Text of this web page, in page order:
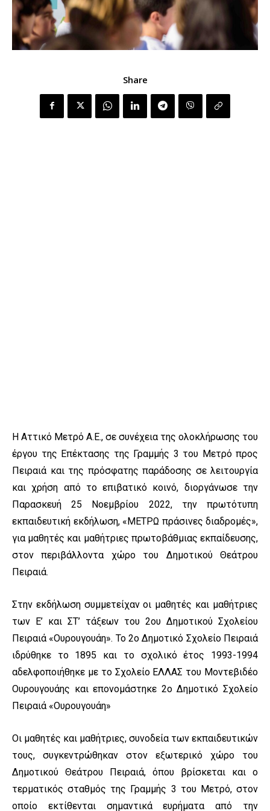
Share
Η Αττικό Μετρό Α.Ε., σε συνέχεια της ολοκλήρωσης του
έργου της Επέκτασης της Γραμμής 3 του Μετρό προς
Πειραιά και της πρόσφατης παράδοσης σε λειτουργία
και χρήση από το επιβατικό κοινό, διοργάνωσε την
Παρασκευή 25 Νοεμβρίου 2022, την πρωτότυπη
εκπαιδευτική εκδήλωση, «ΜΕΤΡΩ πράσινες διαδρομές»,
για μαθητές και μαθήτριες πρωτοβάθμιας εκπαίδευσης,
στον περιβάλλοντα χώρο του Δημοτικού Θεάτρου
Πειραιά.
Στην εκδήλωση συμμετείχαν οι μαθητές και μαθήτριες
των Ε’ και ΣΤ’ τάξεων του 2ου Δημοτικού Σχολείου
Πειραιά «Ουρουγουάη». Το 2ο Δημοτικό Σχολείο Πειραιά
ιδρύθηκε το 1895 και το σχολικό έτος 1993-1994
αδελφοποιήθηκε με το Σχολείο ΕΛΛΑΣ του Μοντεβιδέο
Ουρουγουάης και επονομάστηκε 2ο Δημοτικό Σχολείο
Πειραιά «Ουρουγουάη»
Οι μαθητές και μαθήτριες, συνοδεία των εκπαιδευτικών
τους, συγκεντρώθηκαν στον εξωτερικό χώρο του
Δημοτικού Θεάτρου Πειραιά, όπου βρίσκεται και ο
τερματικός σταθμός της Γραμμής 3 του Μετρό, στον
οποίο εκτίθενται σημαντικά ευρήματα από την